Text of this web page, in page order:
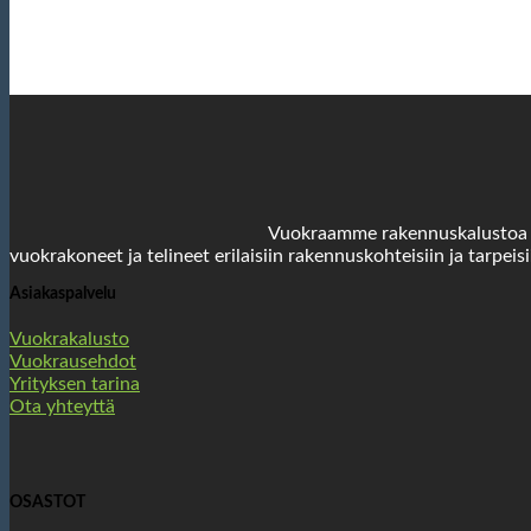
Vuokraamme
vuokrakoneet ja telineet erilaisiin rakennuskohteisiin ja
Asiakaspalvelu
Vuokrakalusto
Vuokrausehdot
Yrityksen tarina
Ota yhteyttä
OSASTOT